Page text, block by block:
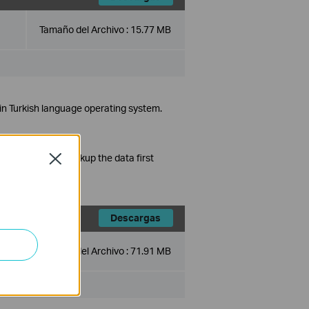
Tamaño del Archivo : 15.77 MB
Turkish language operating system.
So please backup the data first
Descargas
Tamaño del Archivo :71.91 MB
Close